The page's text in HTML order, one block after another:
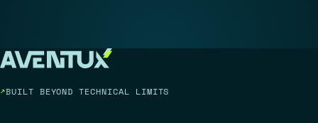
BUILT BEYOND TECHNICAL LIMITS